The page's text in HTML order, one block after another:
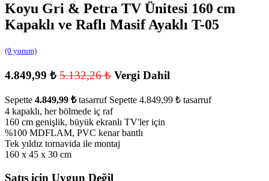
Koyu Gri & Petra TV Ünitesi 160 cm
Kapaklı ve Raflı Masif Ayaklı T-05
(0 yorum)
4.849,99 ₺ 5.132,26₺ Vergi Dahil
Sepette 4.849,99 ₺ tasarruf Sepette 4.849,99 ₺ tasarruf
4 kapaklı, her bölmede iç raf
160 cm genişlik, büyük ekranlı TV'ler için
%100 MDFLAM, PVC kenar bantlı
Tek yıldız tornavida ile montaj
160 x 45 x 30 cm
Satış için Uygun Değil